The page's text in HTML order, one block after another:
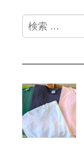
検
索